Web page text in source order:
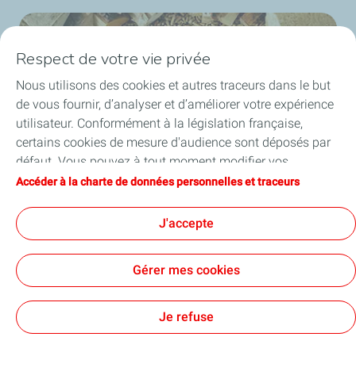
Nos services d'installation de
chaudières à granulés
de votre équipement, les experts certifiés de Proxi-
TotalEnergies vous accompagnent dans votre projet
Respect de votre vie privée
Nous utilisons des cookies et autres traceurs dans le but
de vous fournir, d’analyser et d’améliorer votre expérience
utilisateur. Conformément à la législation française,
certains cookies de mesure d'audience sont déposés par
défaut. Vous pouvez à tout moment modifier vos
paramètres de cookies en cliquant sur le bouton « Gérer
vous acceptez le dépôt de l’ensemble des cookies. Dans le
cas où vous cliquez sur « Je refuse », seuls les cookies
techniques nécessaires au bon fonctionnement du site
seront utilisés. Pour plus d’informations, vous pouvez
traceurs ».
Accéder à la charte de données personnelles et traceurs
J'accepte
Gérer mes cookies
Je refuse